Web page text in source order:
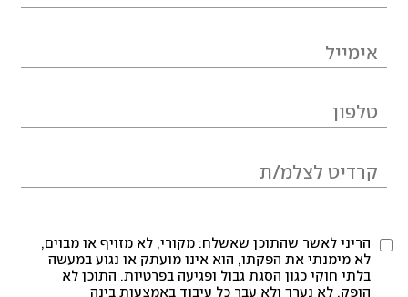
הריני לאשר שהתוכן שאשלח: מקורי, לא מזויף או מבוים,
לא מימנתי את הפקתו, הוא אינו מועתק או נגוע במעשה
בלתי חוקי כגון הסגת גבול ופגיעה בפרטיות. התוכן לא
הופק, לא נערך ולא עבר כל עיבוד באמצעות בינה